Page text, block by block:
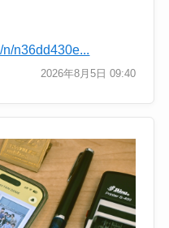
n36dd430e...
2026年8月5日 09:40